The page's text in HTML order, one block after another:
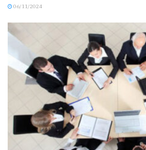
06/11/2024